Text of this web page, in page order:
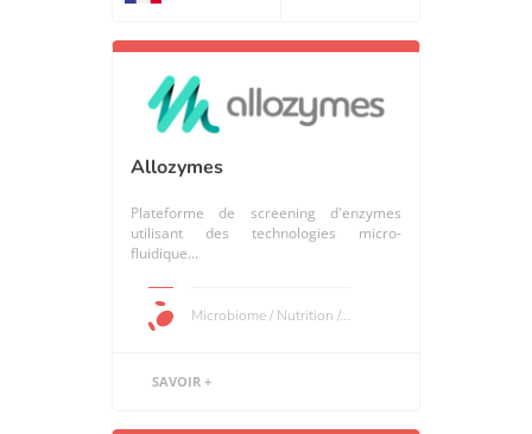
Allozymes
Plateforme de screening d'enzymes
utilisant des technologies micro-
fluidique...
Microbiome / Nutrition /...
SAVOIR +